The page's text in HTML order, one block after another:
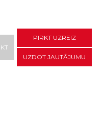
PIRKT UZREIZ
UZDOT JAUTĀJUMU